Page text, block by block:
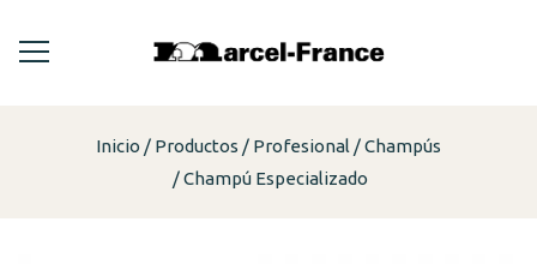
Inicio Productos Profesional
Champús
Champú Especializado